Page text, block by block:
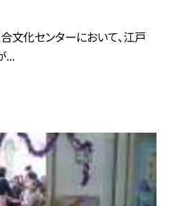
文化センターにおいて、江戸
...